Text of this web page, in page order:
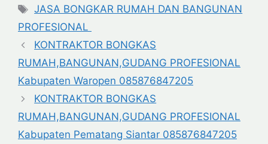
Tags
JASA BONGKAR RUMAH DAN BANGUNAN
PROFESIONAL
KONTRAKTOR BONGKAS
RUMAH,BANGUNAN,GUDANG PROFESIONAL
Kabupaten Waropen 085876847205
KONTRAKTOR BONGKAS
RUMAH,BANGUNAN,GUDANG PROFESIONAL
Kabupaten Pematang Siantar 085876847205